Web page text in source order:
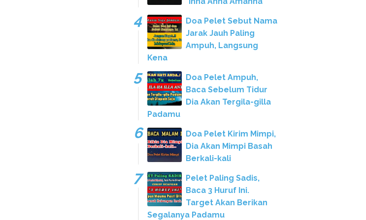
Doa Pelet Sebut Nama
Jarak Jauh Paling
Ampuh, Langsung
Kena
Doa Pelet Ampuh,
Baca Sebelum Tidur
Dia Akan Tergila-gilla
Padamu
Doa Pelet Kirim Mimpi,
Dia Akan Mimpi Basah
Berkali-kali
Pelet Paling Sadis,
Baca 3 Huruf Ini.
Target Akan Berikan
Segalanya Padamu